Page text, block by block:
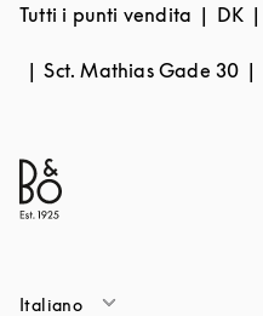
Tutti i punti vendita DK
Sct. Mathias Gade 30
Italiano